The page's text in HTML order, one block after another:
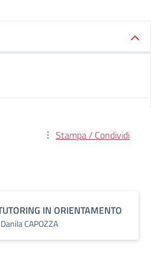
Stampa / Condividi
IN ORIENTAMENTO
CAPOZZA